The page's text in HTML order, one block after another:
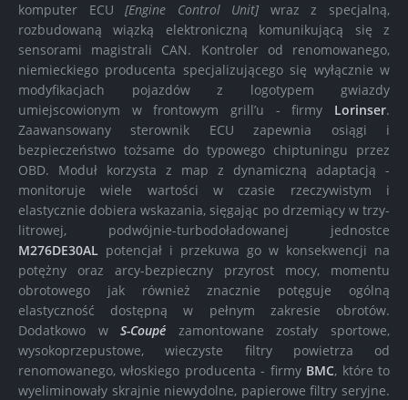
komputer ECU[Engine Control Unit] wraz z specjalną,
rozbudowaną wiązką elektroniczną komunikującą się z
sensorami magistrali CAN. Kontroler od renomowanego,
niemieckiego producenta specjalizującego się wyłącznie w
modyfikacjach pojazdów z logotypem gwiazdy
umiejscowionym w frontowym grill’u - firmy Lorinser.
Zaawansowany sterownik ECU zapewnia osiągi i
bezpieczeństwo tożsame do typowego chiptuningu przez
OBD. Moduł korzysta z map z dynamiczną adaptacją -
monitoruje wiele wartości w czasie rzeczywistym i
elastycznie dobiera wskazania, sięgając po drzemiący w trzy-
litrowej, podwójnie-turbodoładowanej jednostce
M276DE30AL potencjał i przekuwa go w konsekwencji na
potężny oraz arcy-bezpieczny przyrost mocy, momentu
obrotowego jak również znacznie potęguje ogólną
elastyczność dostępną w pełnym zakresie obrotów.
Dodatkowo wS-Coupé zamontowane zostały sportowe,
wysokoprzepustowe, wieczyste filtry powietrza od
renomowanego, włoskiego producenta - firmy BMC, które to
wyeliminowały skrajnie niewydolne, papierowe filtry seryjne.